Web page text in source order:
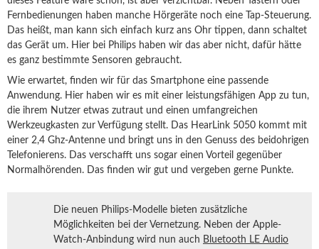
Fernbedienungen haben manche Hörgeräte noch eine Tap-Steuerung.
Das heißt, man kann sich einfach kurz ans Ohr tippen, dann schaltet
das Gerät um. Hier bei Philips haben wir das aber nicht, dafür hätte
es ganz bestimmte Sensoren gebraucht.
Wie erwartet, finden wir für das Smartphone eine passende
Anwendung. Hier haben wir es mit einer leistungsfähigen App zu tun,
die ihrem Nutzer etwas zutraut und einen umfangreichen
Werkzeugkasten zur Verfügung stellt. Das HearLink 5050 kommt mit
einer 2,4 Ghz-Antenne und bringt uns in den Genuss des beidohrigen
Telefonierens. Das verschafft uns sogar einen Vorteil gegenüber
Normalhörenden. Das finden wir gut und vergeben gerne Punkte.
Die neuen Philips-Modelle bieten zusätzliche
Möglichkeiten bei der Vernetzung. Neben der Apple-
Watch-Anbindung wird nun auch Bluetooth LE Audio